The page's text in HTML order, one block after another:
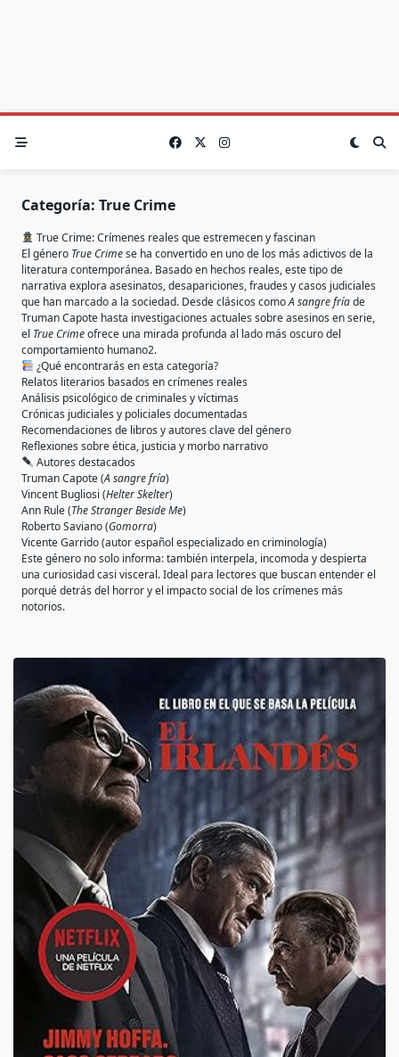
Categoría: True Crime
True Crime: Crímenes reales que estremecen y fascinan
El género True Crimese ha convertido en uno de los más adictivos de la
literatura contemporánea. Basado en hechos reales, este tipo de
narrativa explora asesinatos, desapariciones, fraudes y casos judiciales
que han marcado a la sociedad. Desde clásicos comoA sangre fríade
Truman Capote hasta investigaciones actuales sobre asesinos en serie,
el True Crimeofrece una mirada profunda al lado más oscuro del
comportamiento humano2.
¿Qué encontrarás en esta categoría?
Relatos literarios basados en crímenes reales
Análisis psicológico de criminales y víctimas
Crónicas judiciales y policiales documentadas
Recomendaciones de libros y autores clave del género
Reflexiones sobre ética, justicia y morbo narrativo
Autores destacados
Truman Capote (A sangre fría)
Vincent Bugliosi (Helter Skelter)
Ann Rule (The Stranger Beside Me)
Roberto Saviano (Gomorra)
Vicente Garrido (autor español especializado en criminología)
Este género no solo informa: también interpela, incomoda y despierta
una curiosidad casi visceral. Ideal para lectores que buscan entender el
porqué detrás del horror y el impacto social de los crímenes más
notorios.